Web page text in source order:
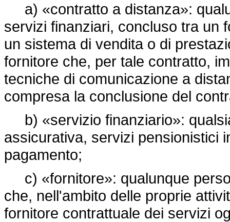
a) «contratto a distanza»:
servizi finanziari, concluso tra un
un sistema di vendita o di
fornitore che, per tale contratto,
tecniche di comunicazione a
compresa la conclusione del
b) «servizio finanziario»:
assicurativa, servizi pensionistici
pagamento;
c) «fornitore»: qualunque
che, nell'ambito delle proprie
fornitore contrattuale dei servizi